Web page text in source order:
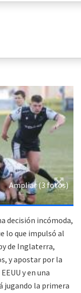
Ampliar (3 fotos)
decisión incómoda,
lo que impulsó al
de Inglaterra,
y apostar por la
y en una
jugando la primera